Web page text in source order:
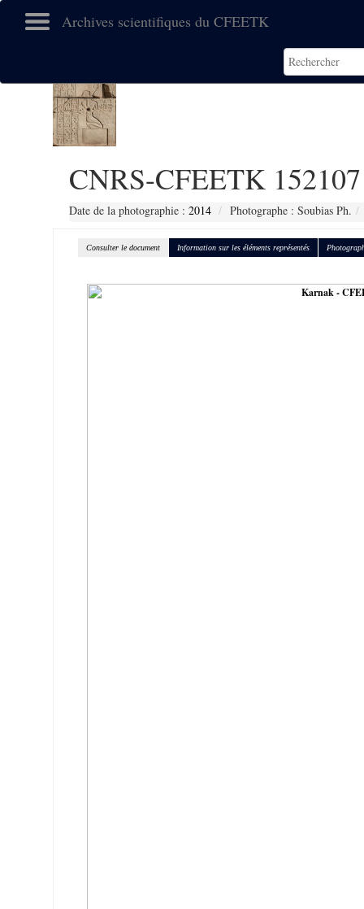
Archives scientifiques du CFEETK
CNRS-CFEETK 152107
Date de la photographie : 2014 Photographe : Soubias Ph.
Consulter le document Information sur les éléments représentés